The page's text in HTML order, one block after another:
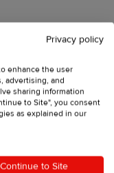
Privacy policy
enhance the user
advertising, and
sharing information
to Site", you consent
as explained in our
Continue to Site